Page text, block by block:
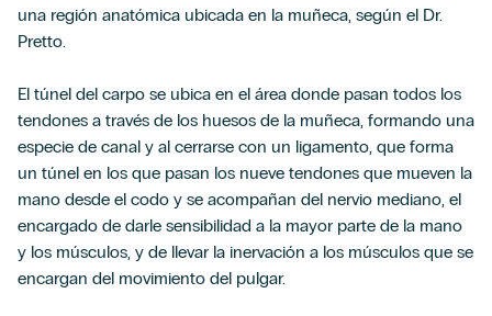
una región anatómica ubicada en la muñeca, según el Dr.
Pretto.
El túnel del carpo se ubica en el área donde pasan todos los
tendones a través de los huesos de la muñeca, formando una
especie de canal y al cerrarse con un ligamento, que forma
un túnel en los que pasan los nueve tendones que mueven la
mano desde el codo y se acompañan del nervio mediano, el
encargado de darle sensibilidad a la mayor parte de la mano
y los músculos, y de llevar la inervación a los músculos que se
encargan del movimiento del pulgar.